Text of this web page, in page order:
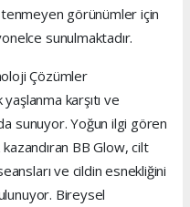
görünümler için
sunulmaktadır.
Çözümler
karşıtı ve
sunuyor. Yoğun ilgi gören
BB Glow, cilt
ve cildin esnekliğini
Bireysel